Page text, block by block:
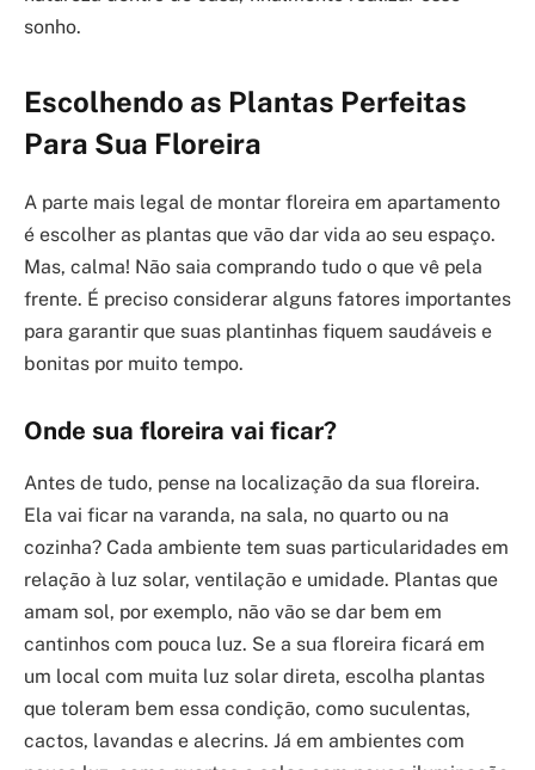
sonho.
Escolhendo as Plantas Perfeitas
Para Sua Floreira
A parte mais legal de montar floreira em apartamento
é escolher as plantas que vão dar vida ao seu espaço.
Mas, calma! Não saia comprando tudo o que vê pela
frente. É preciso considerar alguns fatores importantes
para garantir que suas plantinhas fiquem saudáveis e
bonitas por muito tempo.
Onde sua floreira vai ficar?
Antes de tudo, pense na localização da sua floreira.
Ela vai ficar na varanda, na sala, no quarto ou na
cozinha? Cada ambiente tem suas particularidades em
relação à luz solar, ventilação e umidade. Plantas que
amam sol, por exemplo, não vão se dar bem em
cantinhos com pouca luz. Se a sua floreira ficará em
um local com muita luz solar direta, escolha plantas
que toleram bem essa condição, como suculentas,
cactos, lavandas e alecrins. Já em ambientes com